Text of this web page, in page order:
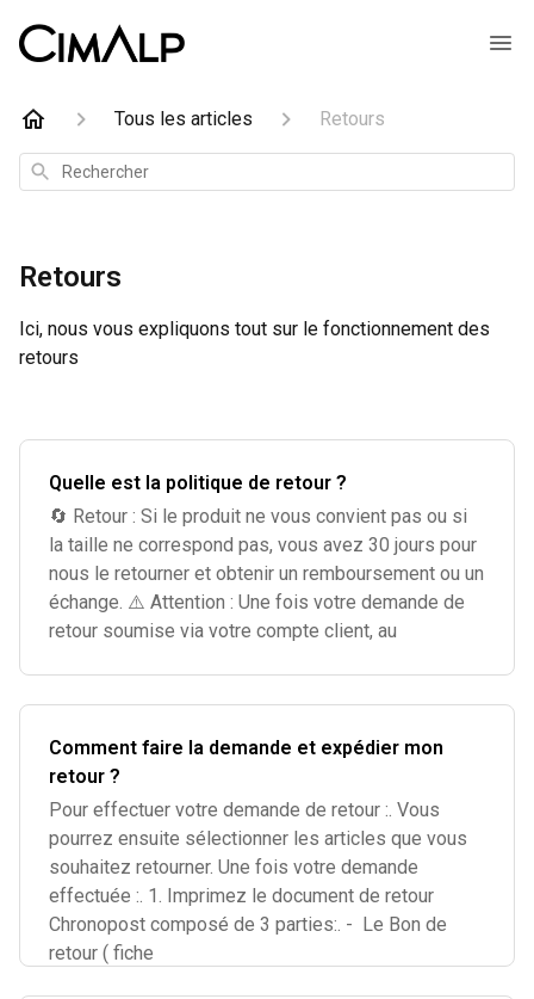
Tous les articles Retours
Rechercher
Retours
Ici, nous vous expliquons tout sur le fonctionnement des
retours
Quelle est la politique de retour ?
🔄 Retour : Si le produit ne vous convient pas ou si
la taille ne correspond pas, vous avez 30 jours pour
nous le retourner et obtenir un remboursement ou un
échange. ⚠️ Attention : Une fois votre demande de
retour soumise via votre compte client, au
Comment faire la demande et expédier mon
retour ?
Pour effectuer votre demande de retour :. Vous
pourrez ensuite sélectionner les articles que vous
souhaitez retourner. Une fois votre demande
effectuée :. 1. Imprimez le document de retour
Chronopost composé de 3 parties:. - Le Bon de
retour ( fiche